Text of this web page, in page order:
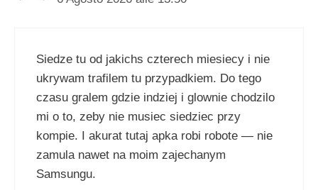
Siedze tu od jakichs czterech miesiecy i nie
ukrywam trafilem tu przypadkiem. Do tego
czasu gralem gdzie indziej i glownie chodzilo
mi o to, zeby nie musiec siedziec przy
kompie. I akurat tutaj apka robi robote — nie
zamula nawet na moim zajechanym
Samsungu.